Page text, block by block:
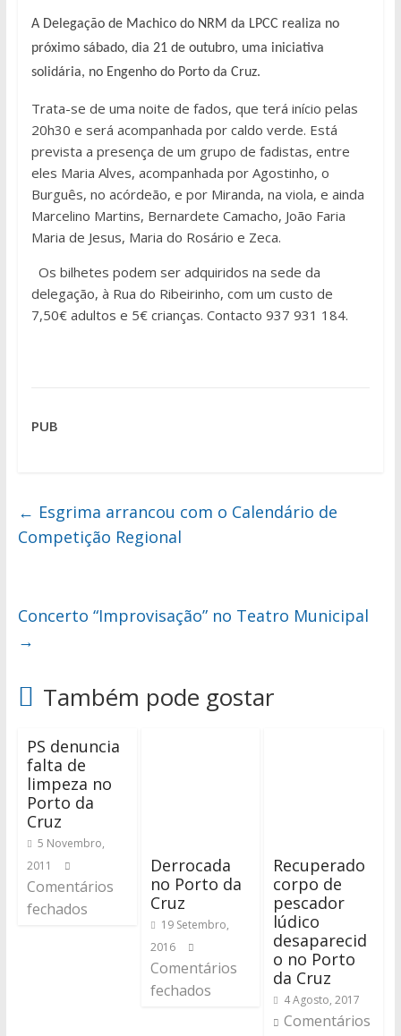
A Delegação de Machico do NRM da LPCC realiza no
próximo sábado, dia 21 de outubro, uma iniciativa
solidária, no Engenho do Porto da Cruz.
Trata-se de uma noite de fados, que terá início pelas
20h30 e será acompanhada por caldo verde. Está
prevista a presença de um grupo de fadistas, entre
eles Maria Alves, acompanhada por Agostinho, o
Burguês, no acórdeão, e por Miranda, na viola, e ainda
Marcelino Martins, Bernardete Camacho, João Faria
Maria de Jesus, Maria do Rosário e Zeca.
Os bilhetes podem ser adquiridos na sede da
delegação, à Rua do Ribeirinho, com um custo de
7,50€ adultos e 5€ crianças. Contacto 937 931 184.
PUB
← Esgrima arrancou com o Calendário de
Competição Regional
Concerto “Improvisação” no Teatro Municipal
→
Também pode gostar
PS denuncia
falta de
limpeza no
Porto da
Cruz
5 Novembro,
2011
Comentários
fechados
Derrocada
no Porto da
Cruz
19 Setembro,
2016
Comentários
fechados
Recuperado
corpo de
pescador
lúdico
desaparecid
o no Porto
da Cruz
4 Agosto, 2017
Comentários